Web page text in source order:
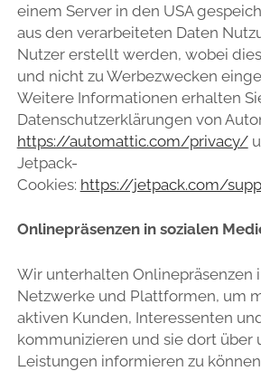
einem Server in den USA
aus den verarbeiteten Daten
Nutzer erstellt werden, wobei
und nicht zu Werbezwecken
Weitere Informationen erhalten
Datenschutzerklärungen von
https://automattic.com/privacy/
Jetpack-
Cookies: https://jetpack.com/
Onlinepräsenzen in sozialen
Wir unterhalten Onlinepräsenzen
Netzwerke und Plattformen, um
aktiven Kunden, Interessenten
kommunizieren und sie dort über
Leistungen informieren zu